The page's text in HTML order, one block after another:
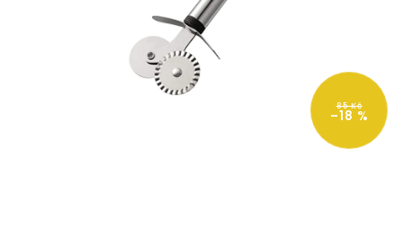
85 Kč
–18 %